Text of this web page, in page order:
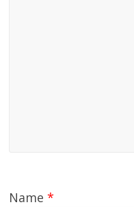
Name*